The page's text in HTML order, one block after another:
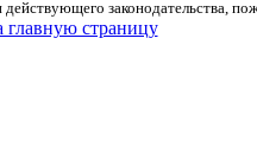
законодательства,
главную страницу